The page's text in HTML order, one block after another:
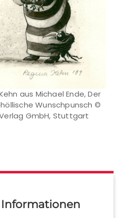
aus Michael Ende, Der
Wunschpunsch ©
GmbH, Stuttgart